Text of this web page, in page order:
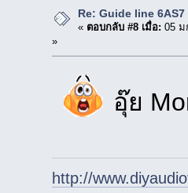
Re: Guide line
« ตอบกลับ #8 เมื่อ: 05 ม
»
อุ๊ย
http://